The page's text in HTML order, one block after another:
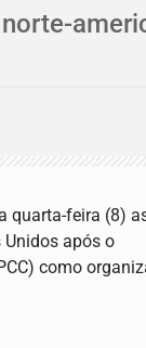
quarta-feira (8)
após o
como